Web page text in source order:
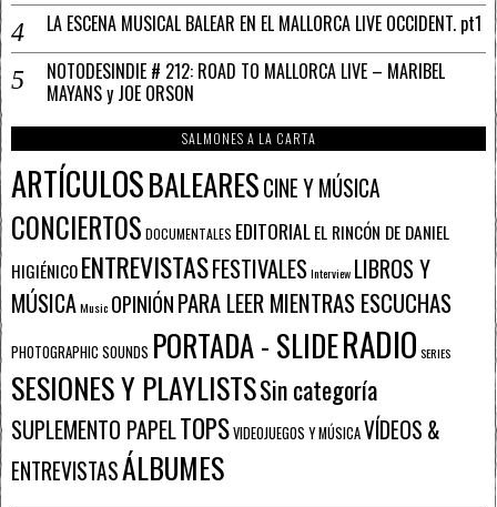
LA ESCENA MUSICAL BALEAR EN EL MALLORCA LIVE OCCIDENT. pt1
NOTODESINDIE # 212: ROAD TO MALLORCA LIVE – MARIBEL
MAYANS y JOE ORSON
SALMONES A LA CARTA
ARTÍCULOSBALEARESCINE Y MÚSICA
CONCIERTOS DOCUMENTALES EDITORIALEL RINCÓN DE DANIEL
HIGIÉNICOENTREVISTASFESTIVALESInterview LIBROS Y
MÚSICAMusic OPINIÓNPARA LEER MIENTRAS ESCUCHAS
PHOTOGRAPHIC SOUNDS PORTADA - SLIDERADIO SERIES
SESIONES Y PLAYLISTSSin categoría
SUPLEMENTO PAPELTOPSVIDEOJUEGOS Y MÚSICAVÍDEOS &
ENTREVISTASÁLBUMES